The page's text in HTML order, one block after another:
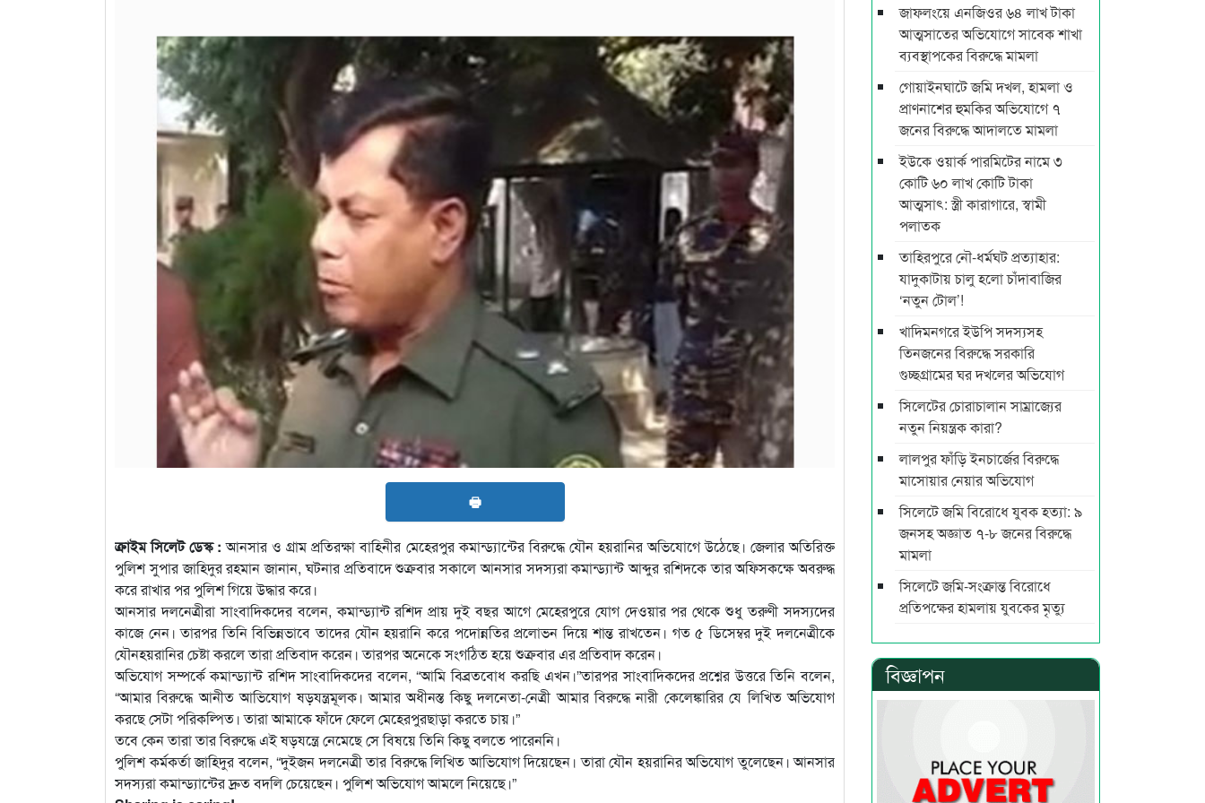
🖶
ক্রাইম সিলেট ডেস্ক : আনসার ও গ্রাম প্রতিরক্ষা বাহিনীর মেহেরপুর কমান্ড্যান্টের বিরুদ্ধে যৌন হয়রানির অভিযোগে উঠেছে। জেলার অতিরিক্ত
পুলিশ সুপার জাহিদুর রহমান জানান, ঘটনার প্রতিবাদে শুক্রবার সকালে আনসার সদস্যরা কমান্ড্যান্ট আব্দুর রশিদকে তার অফিসকক্ষে অবরুদ্ধ
করে রাখার পর পুলিশ গিয়ে উদ্ধার করে।
আনসার দলনেত্রীরা সাংবাদিকদের বলেন, কমান্ড্যান্ট রশিদ প্রায় দুই বছর আগে মেহেরপুরে যোগ দেওয়ার পর থেকে শুধু তরুণী সদস্যদের
কাজে নেন। তারপর তিনি বিভিন্নভাবে তাদের যৌন হয়রানি করে পদোন্নতির প্রলোভন দিয়ে শান্ত রাখতেন। গত ৫ ডিসেম্বর দুই দলনেত্রীকে
যৌনহয়রানির চেষ্টা করলে তারা প্রতিবাদ করেন। তারপর অনেকে সংগঠিত হয়ে শুক্রবার এর প্রতিবাদ করেন।
অভিযোগ সম্পর্কে কমান্ড্যান্ট রশিদ সাংবাদিকদের বলেন, “আমি বিব্রতবোধ করছি এখন।”তারপর সাংবাদিকদের প্রশ্নের উত্তরে তিনি বলেন,
“আমার বিরুদ্ধে আনীত আভিযোগ ষড়যন্ত্রমূলক। আমার অধীনস্ত কিছু দলনেতা-নেত্রী আমার বিরুদ্ধে নারী কেলেঙ্কারির যে লিখিত অভিযোগ
করছে সেটা পরিকল্পিত। তারা আমাকে ফাঁদে ফেলে মেহেরপুরছাড়া করতে চায়।”
তবে কেন তারা তার বিরুদ্ধে এই ষড়যন্ত্রে নেমেছে সে বিষয়ে তিনি কিছু বলতে পারেননি।
পুলিশ কর্মকর্তা জাহিদুর বলেন, “দুইজন দলনেত্রী তার বিরুদ্ধে লিখিত আভিযোগ দিয়েছেন। তারা যৌন হয়রানির অভিযোগ তুলেছেন। আনসার
সদস্যরা কমান্ড্যান্টের দ্রুত বদলি চেয়েছেন। পুলিশ অভিযোগ আমলে নিয়েছে।”
জাফলংয়ে এনজিওর ৬৪ লাখ টাকা
আত্মসাতের অভিযোগে সাবেক শাখা
ব্যবস্থাপকের বিরুদ্ধে মামলা
গোয়াইনঘাটে জমি দখল, হামলা ও
প্রাণনাশের হুমকির অভিযোগে ৭
জনের বিরুদ্ধে আদালতে মামলা
ইউকে ওয়ার্ক পারমিটের নামে ৩
কোটি ৬০ লাখ কোটি টাকা
আত্মসাৎ: স্ত্রী কারাগারে, স্বামী
পলাতক
তাহিরপুরে নৌ-ধর্মঘট প্রত্যাহার:
যাদুকাটায় চালু হলো চাঁদাবাজির
‘নতুন টোল’!
খাদিমনগরে ইউপি সদস্যসহ
তিনজনের বিরুদ্ধে সরকারি
গুচ্ছগ্রামের ঘর দখলের অভিযোগ
সিলেটের চোরাচালান সাম্রাজ্যের
নতুন নিয়ন্ত্রক কারা?
লালপুর ফাঁড়ি ইনচার্জের বিরুদ্ধে
মাসোয়ার নেয়ার অভিযোগ
সিলেটে জমি বিরোধে যুবক হত্যা: ৯
জনসহ অজ্ঞাত ৭-৮ জনের বিরুদ্ধে
মামলা
সিলেটে জমি-সংক্রান্ত বিরোধে
প্রতিপক্ষের হামলায় যুবকের মৃত্যু
বিজ্ঞাপন